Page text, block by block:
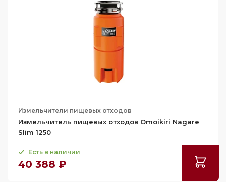
Измельчители пищевых отходов
Измельчитель пищевых отходов Omoikiri Nagare
Slim 1250
Есть в наличии
40 388 ₽